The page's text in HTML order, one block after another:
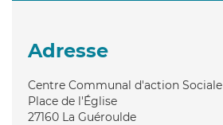
Adresse
Centre Communal d'action Sociale
Place de l'Église
27160 La Guéroulde